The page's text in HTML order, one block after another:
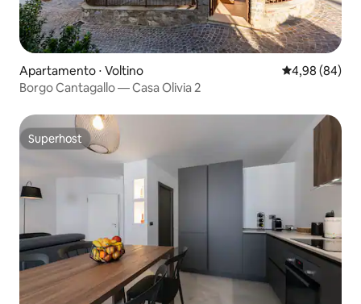
Apartamento ⋅ Voltino 4,98 de uma
4,98 (84)
Borgo Cantagallo — Casa Olivia 2
Superhost
Superhost